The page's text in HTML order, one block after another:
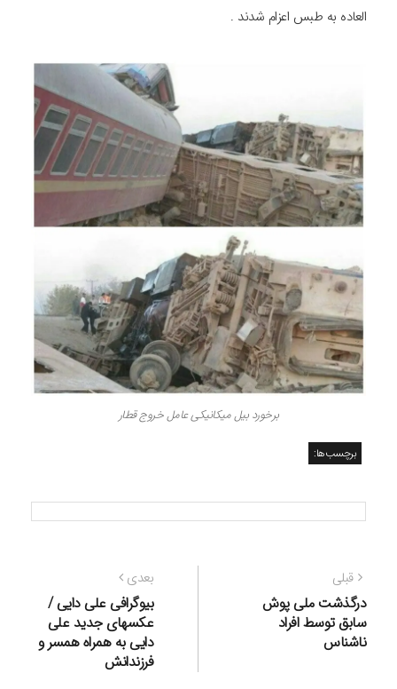
العاده به طبس اعزام شدند .
برخورد بیل میکانیکی عامل خروج قطار
برچسب‌ها:
راهبری
نوشته
قبلی
قبلی:
درگذشت ملی پوش
سابق توسط افراد
ناشناس
بعدی
بعدی:
بیوگرافی علی دایی /
عکسهای جدید علی
دایی به همراه همسر و
فرزندانش